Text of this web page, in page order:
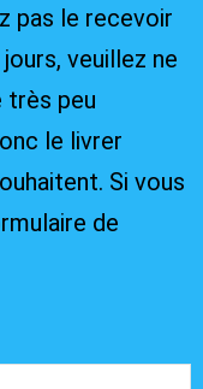
pas le recevoir
veuillez ne
très peu
le livrer
Si vous
de